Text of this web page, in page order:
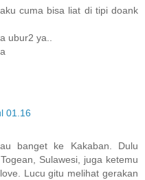
cuma bisa liat di tipi doank
ubur2 ya..
01.16
banget ke Kakaban. Dulu
Sulawesi, juga ketemu
Lucu gitu melihat gerakan